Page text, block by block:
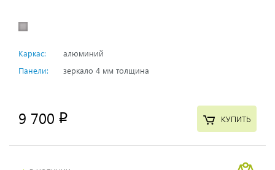
Каркас:
алюминий
Панели:
зеркало 4 мм толщина
9 700 p КУПИТЬ